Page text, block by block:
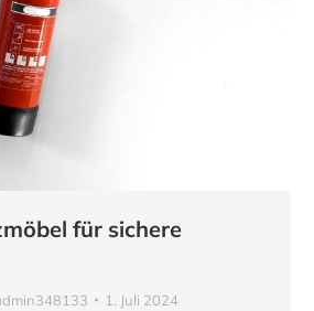
für sichere
1. Juli 2024